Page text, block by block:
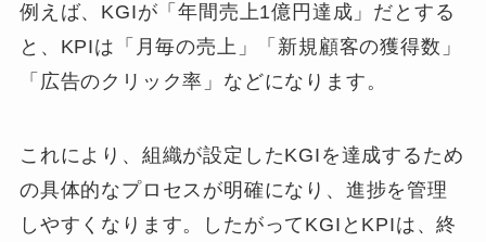
例えば、KGIが「年間売上1億円達成」だとする
と、KPIは「月毎の売上」「新規顧客の獲得数」
「広告のクリック率」などになります。
これにより、組織が設定したKGIを達成するため
の具体的なプロセスが明確になり、進捗を管理
しやすくなります。したがってKGIとKPIは、終